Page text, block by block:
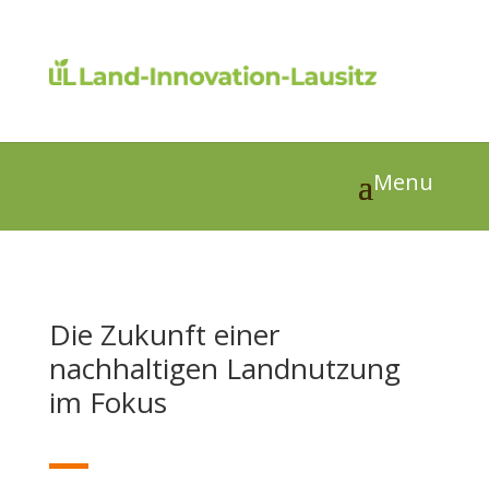
Die Zukunft einer
nachhaltigen Landnutzung
im Fokus